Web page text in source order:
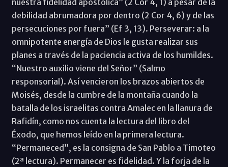
debilidad abrumadora por dentro (2 Cor 4, 6) y de las
persecuciones por fuera” (Ef 3, 13). Perseverar: a la
omnipotente energía de Dios le gusta realizar sus
planes a través de la paciencia activa de los humildes.
“Nuestro auxilio viene del Señor” (Salmo
responsorial). Así vencieron los brazos abiertos de
Moisés, desde la cumbre de la montaña cuando la
batalla de los israelitas contra Amalec en la llanura de
Rafidín, como nos cuenta la lectura del libro del
Éxodo, que hemos leído en la primera lectura.
“Permaneced”, es la consigna de San Pablo a Timoteo
(2ª lectura). Permanecer es fidelidad. Y la forja de la